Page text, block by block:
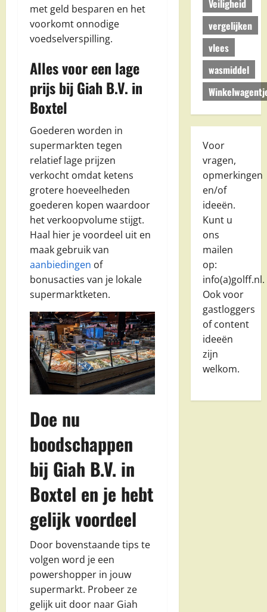
met geld besparen en het
voorkomt onnodige
voedselverspilling.
Alles voor een lage
prijs bij Giah B.V. in
Boxtel
Goederen worden in
supermarkten tegen
relatief lage prijzen
verkocht omdat ketens
grotere hoeveelheden
goederen kopen waardoor
het verkoopvolume stijgt.
Haal hier je voordeel uit en
maak gebruik van
aanbiedingen of
bonusacties van je lokale
supermarktketen.
Doe nu
boodschappen
bij Giah B.V. in
Boxtel en je hebt
gelijk voordeel
Door bovenstaande tips te
volgen word je een
powershopper in jouw
supermarkt. Probeer ze
gelijk uit door naar Giah
Veiligheid
vergelijken
vlees
wasmiddel
Voor
vragen,
opmerkingen
en/of
ideeën.
Kunt u
ons
mailen
op:
info(a)golff.nl.
Ook voor
gastloggers
of content
ideeën
zijn
welkom.